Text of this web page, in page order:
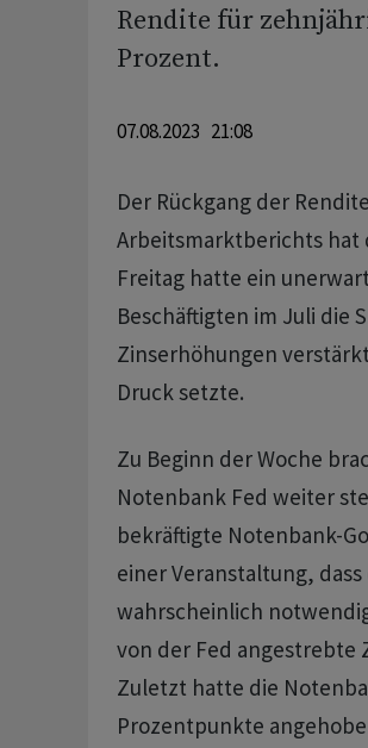
Rendite für
Prozent.
07.08.2023 21:08
Der Rückgang der
Arbeitsmarktberichts hat
Freitag hatte ein
Beschäftigten im Juli die
Zinserhöhungen
Druck setzte.
Zu Beginn der Woche
Notenbank Fed weiter
bekräftigte Notenbank-
einer Veranstaltung,
wahrscheinlich
von der Fed angestrebte
Zuletzt hatte die
Prozentpunkte